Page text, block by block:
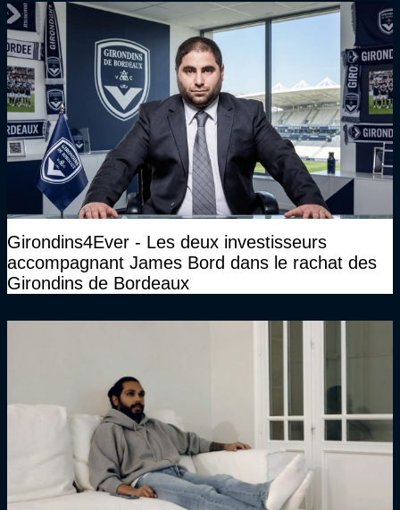
Girondins4Ever - Les deux investisseurs
accompagnant James Bord dans le rachat des
Girondins de Bordeaux